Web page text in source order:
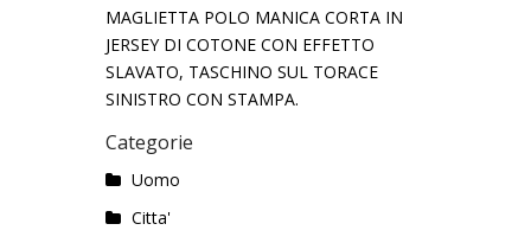
MAGLIETTA POLO MANICA CORTA IN
JERSEY DI COTONE CON EFFETTO
SLAVATO, TASCHINO SUL TORACE
SINISTRO CON STAMPA.
Categorie
Uomo
Citta'